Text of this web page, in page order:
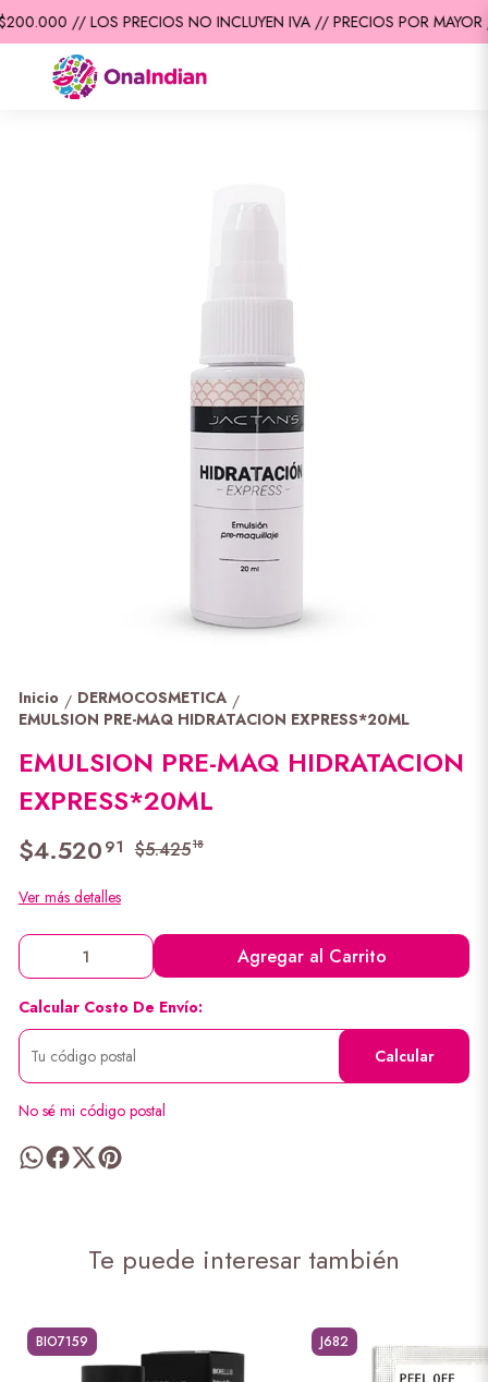
// LOS PRECIOS NO INCLUYEN IVA // PRECIOS POR MAYOR
Inicio / DERMOCOSMETICA /
EMULSION PRE-MAQ HIDRATACION EXPRESS*20ML
EMULSION PRE-MAQ HIDRATACION
EXPRESS*20ML
$4.520 91 $5.42518
Ver más detalles
Agregar al Carrito
Calcular Costo De Envío:
Calcular
No sé mi código postal
Te puede interesar también
BIO7159 J682